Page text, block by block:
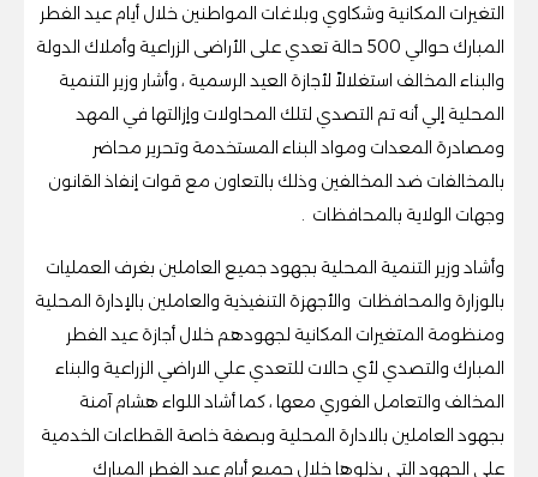
التغيرات المكانية وشكاوي وبلاغات المواطنين خلال أيام عيد الفطر
المبارك حوالي 500 حالة تعدي على الأراضى الزراعية وأملاك الدولة
والبناء المخالف استغلالاً لأجازة العيد الرسمية ، وأشار وزير التنمية
المحلية إلي أنه تم التصدي لتلك المحاولات وإزالتها في المهد
ومصادرة المعدات ومواد البناء المستخدمة وتحرير محاضر
بالمخالفات ضد المخالفين وذلك بالتعاون مع قوات إنفاذ القانون
وجهات الولاية بالمحافظات .
وأشاد وزير التنمية المحلية بجهود جميع العاملين بغرف العمليات
بالوزارة والمحافظات والأجهزة التنفيذية والعاملين بالإدارة المحلية
ومنظومة المتغيرات المكانية لجهودهم خلال أجازة عيد الفطر
المبارك والتصدي لأي حالات للتعدي علي الاراضي الزراعية والبناء
المخالف والتعامل الفوري معها ، كما أشاد اللواء هشام آمنة
بجهود العاملين بالادارة المحلية وبصفة خاصة القطاعات الخدمية
علي الجهود التي بذلوها خلال جميع أيام عيد الفطر المبارك